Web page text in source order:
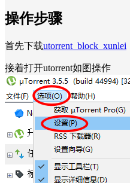
操作步骤
首先下载utorrent_block_xunlei
接着打开utorrent如图操作